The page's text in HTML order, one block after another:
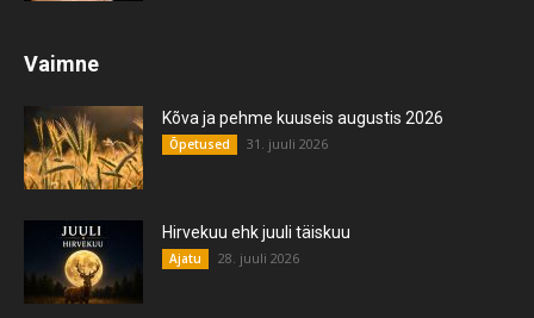
Vaimne
Kõva ja pehme kuuseis augustis 2026
Õpetused 31. juuli 2026
Hirvekuu ehk juuli täiskuu
Ajatu 28. juuli 2026